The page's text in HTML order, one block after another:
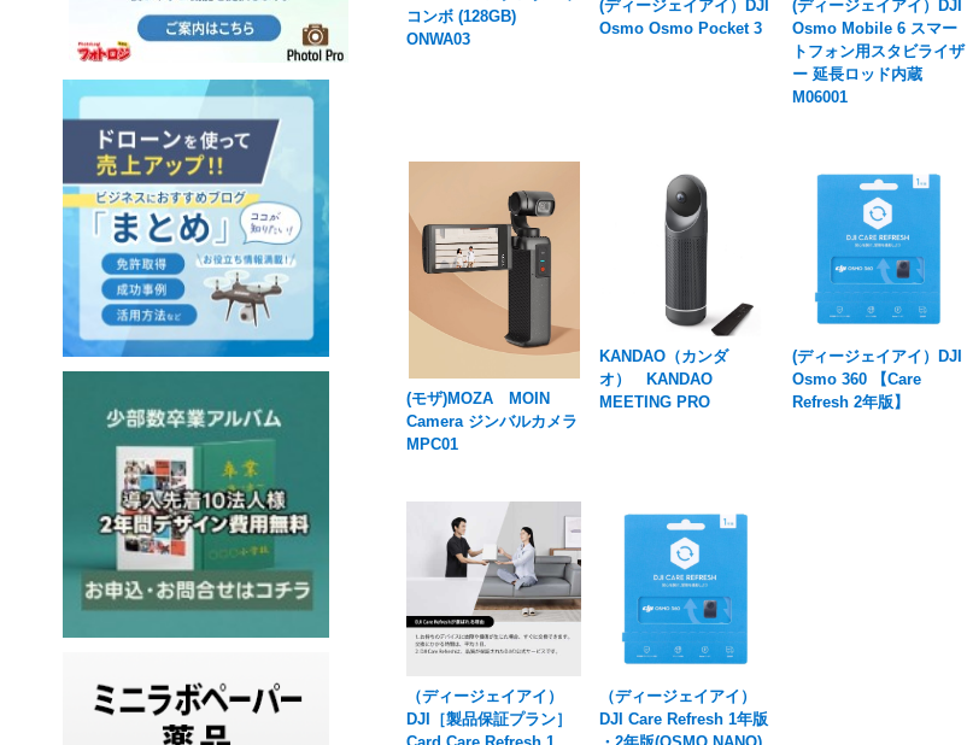
コンボ (128GB)
ONWA03
(ディージェイアイ）DJI
Osmo Osmo Pocket 3
(ディージェイアイ）DJI
Osmo Mobile 6 スマー
トフォン用スタビライザ
ー 延長ロッド内蔵
M06001
(モザ)MOZA MOIN
Camera ジンバルカメラ
MPC01
KANDAO（カンダ
オ） KANDAO
MEETING PRO
(ディージェイアイ）DJI
Osmo 360 【Care
Refresh 2年版】
（ディージェイアイ）
DJI［製品保証プラン］
（ディージェイアイ）
DJI Care Refresh 1年版